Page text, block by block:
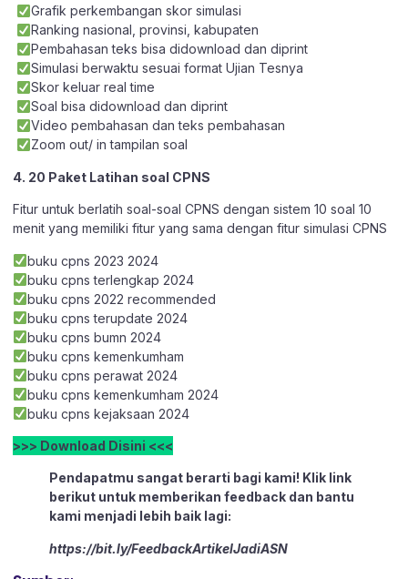
Grafik perkembangan skor simulasi
Ranking nasional, provinsi, kabupaten
Pembahasan teks bisa didownload dan diprint
Simulasi berwaktu sesuai format Ujian Tesnya
Skor keluar real time
Soal bisa didownload dan diprint
Video pembahasan dan teks pembahasan
Zoom out/ in tampilan soal
4. 20 Paket Latihan soal CPNS
Fitur untuk berlatih soal-soal CPNS dengan sistem 10 soal 10
menit yang memiliki fitur yang sama dengan fitur simulasi CPNS
buku cpns 2023 2024
buku cpns terlengkap 2024
buku cpns 2022 recommended
buku cpns terupdate 2024
buku cpns bumn 2024
buku cpns kemenkumham
buku cpns perawat 2024
buku cpns kemenkumham 2024
buku cpns kejaksaan 2024
>>> Download Disini <<<
Pendapatmu sangat berarti bagi kami! Klik link
berikut untuk memberikan feedback dan bantu
kami menjadi lebih baik lagi:
https://bit.ly/FeedbackArtikelJadiASN